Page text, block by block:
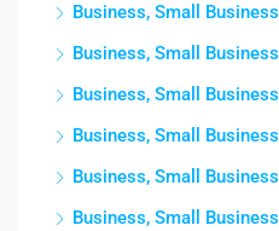
Business, Small Business
Business, Small Business
Business, Small Business
Business, Small Business
Business, Small Business
Business, Small Business